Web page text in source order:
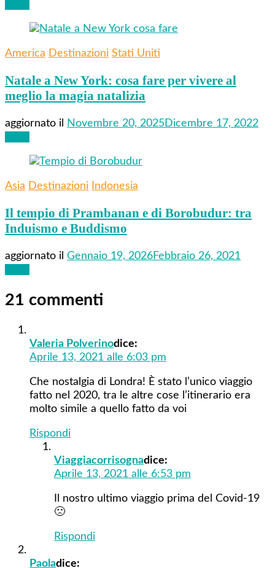
America Destinazioni Stati Uniti
Natale a New York: cosa fare per vivere al
meglio la magia natalizia
aggiornato il Novembre 20, 2025Dicembre 17, 2022
Asia Destinazioni Indonesia
Il tempio di Prambanan e di Borobudur: tra
Induismo e Buddismo
aggiornato il Gennaio 19, 2026Febbraio 26, 2021
21 commenti
Valeria Polverinodice:
Aprile 13, 2021 alle 6:03 pm
Che nostalgia di Londra! È stato l’unico viaggio
fatto nel 2020, tra le altre cose l’itinerario era
molto simile a quello fatto da voi
Rispondi
Viaggiacorrisognadice:
Aprile 13, 2021 alle 6:53 pm
Il nostro ultimo viaggio prima del Covid-19
🙁
Rispondi
Paoladice: